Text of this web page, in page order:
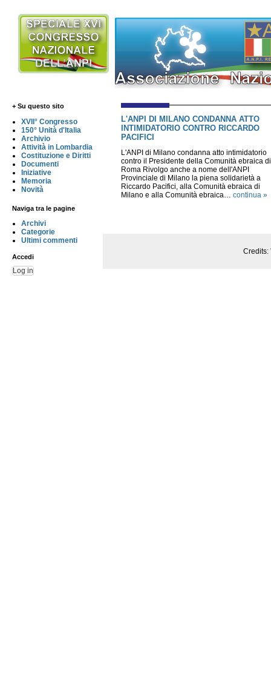
+ Su questo sito
XVII° Congresso
150° Unità d'Italia
Archivio
Attività in Lombardia
Costituzione e Diritti
Documenti
Iniziative
Memoria
Novità
Naviga tra le pagine
Archivi
Categorie
Ultimi commenti
Accedi
Log in
L'ANPI DI MILANO CONDANNA ATTO
INTIMIDATORIO CONTRO RICCARDO
PACIFICI
L'ANPI di Milano condanna atto intimidatorio
contro il Presidente della Comunità ebraica di
Roma Rivolgo anche a nome dell'ANPI
Provinciale di Milano la piena solidarietà a
Riccardo Pacifici, alla Comunità ebraica di
Milano e alla Comunità ebraica… continua »
Credits: